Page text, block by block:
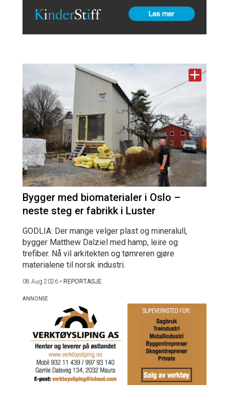
Bygger med biomaterialer i Oslo –
neste steg er fabrikk i Luster
GODLIA: Der mange velger plast og mineralull,
bygger Matthew Dalziel med hamp, leire og
trefiber. Nå vil arkitekten og tømreren gjøre
materialene til norsk industri.
08 Aug 2026 • REPORTASJE